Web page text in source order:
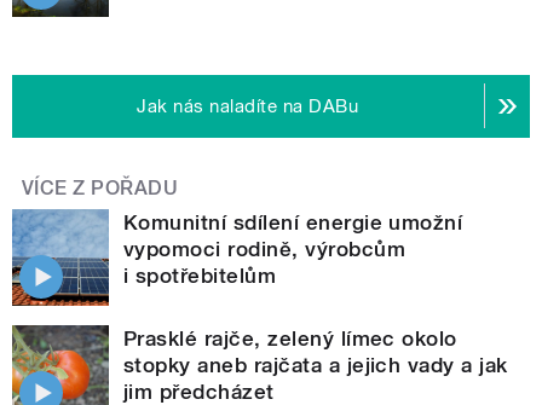
Jak nás naladíte na DABu
VÍCE Z POŘADU
Komunitní sdílení energie umožní
vypomoci rodině, výrobcům
i spotřebitelům
Prasklé rajče, zelený límec okolo
stopky aneb rajčata a jejich vady a jak
jim předcházet